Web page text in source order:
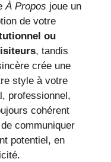
À Propos joue un
de votre
ou
, tandis
crée une
style à votre
professionnel,
cohérent
communiquer
potentiel, en